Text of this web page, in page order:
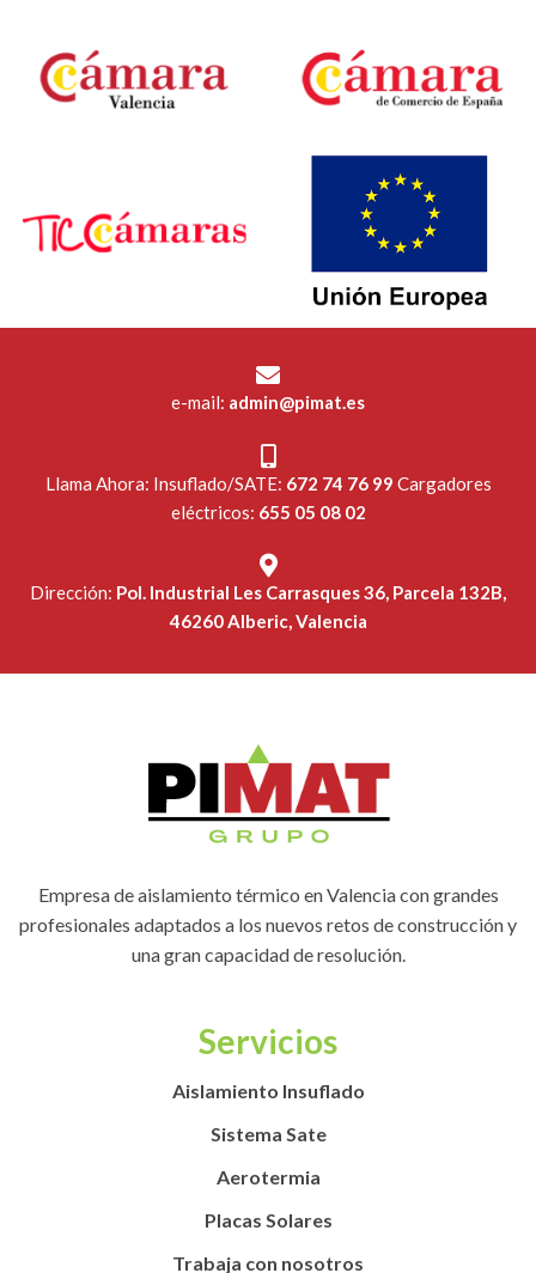
e-mail: admin@pimat.es
Llama Ahora: Insuflado/SATE: 672 74 76 99 Cargadores
eléctricos: 655 05 08 02
Dirección: Pol. Industrial Les Carrasques 36, Parcela 132B,
46260 Alberic, Valencia
Servicios
Aislamiento Insuflado
Sistema Sate
Aerotermia
Placas Solares
Trabaja con nosotros
Empresa de aislamiento térmico en Valencia con grandes
profesionales adaptados a los nuevos retos de construcción y
una gran capacidad de resolución.